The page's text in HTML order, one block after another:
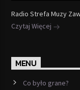
Radio Strefa Muzy
Czytaj Więcej
MENU
Co było grane?